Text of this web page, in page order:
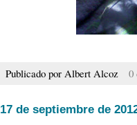
Publicado por Albert Alcoz 0
17 de septiembre de